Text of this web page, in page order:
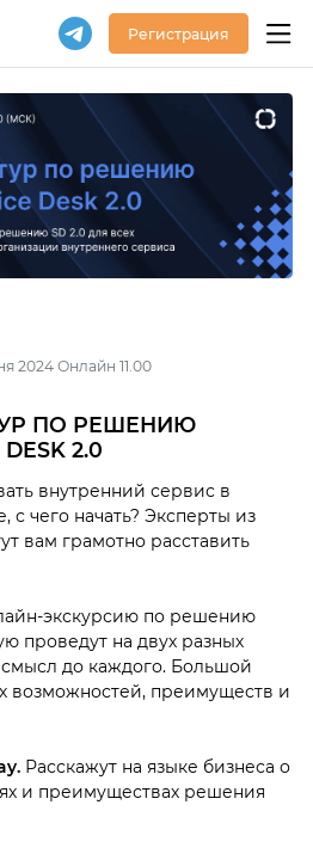
Регистрация
2024 Онлайн 11.00
ПО РЕШЕНИЮ
2.0
внутренний сервис в
с чего начать? Эксперты из
вам грамотно расставить
экскурсию по решению
проведут на двух разных
смысл до каждого. Большой
возможностей, преимуществ и
Расскажут на языке бизнеса о
и преимуществах решения